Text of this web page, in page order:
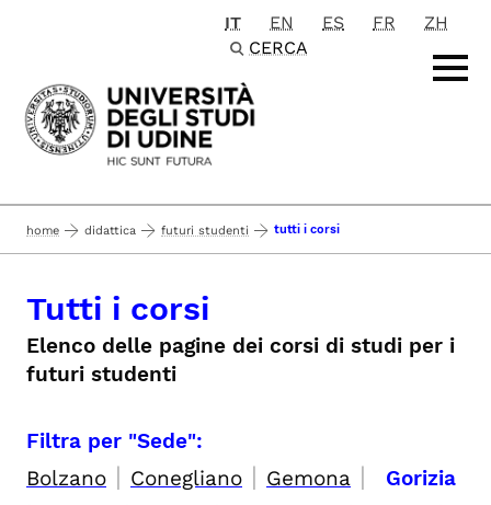
Passa al contenuto principale
IT EN ES FR
ZH
CERCA
home didattica futuri studenti tutti i corsi
Tutti i corsi
Elenco delle pagine dei corsi di studi per i
futuri studenti
Filtra per "Sede":
Bolzano | Conegliano | Gemona | Gorizia